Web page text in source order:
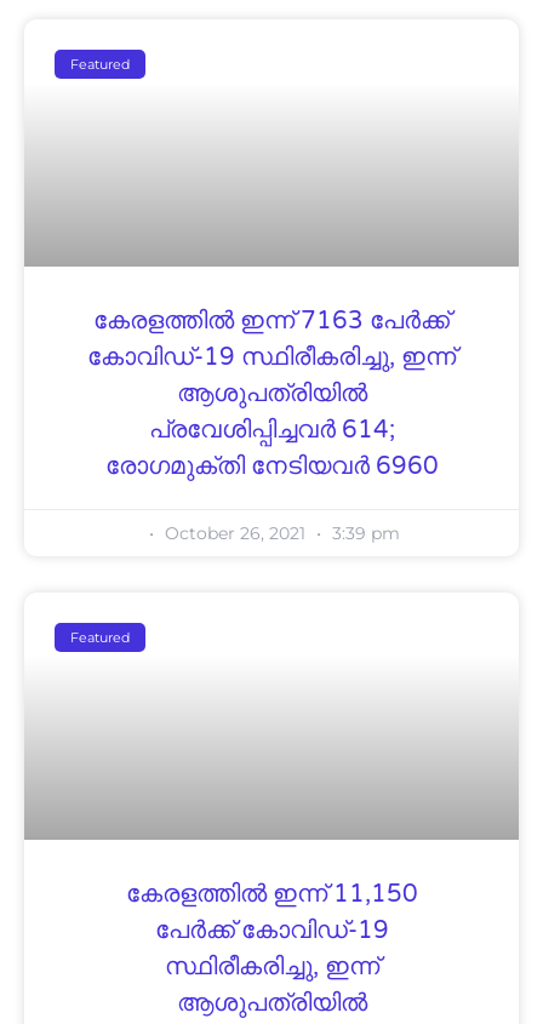
Featured
കേരളത്തിൽ ഇന്ന് 7163 പേര്‍ക്ക്
കോവിഡ്-19 സ്ഥിരീകരിച്ചു, ഇന്ന്
ആശുപത്രിയില്‍
പ്രവേശിപ്പിച്ചവര്‍ 614;
രോഗമുക്തി നേടിയവര്‍ 6960
October 26, 2021 3:39 pm
Featured
കേരളത്തിൽ ഇന്ന് 11,150
പേര്‍ക്ക് കോവിഡ്-19
സ്ഥിരീകരിച്ചു, ഇന്ന്
ആശുപത്രിയില്‍